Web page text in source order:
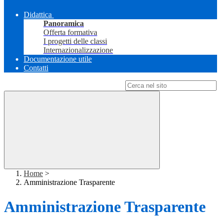
Didattica
Panoramica
Offerta formativa
I progetti delle classi
Internazionalizzazione
Documentazione utile
Contatti
Home >
Amministrazione Trasparente
Amministrazione Trasparente